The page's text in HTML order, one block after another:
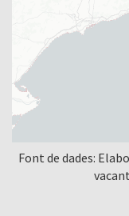
Font de dades: